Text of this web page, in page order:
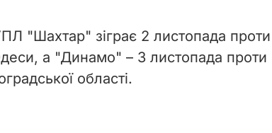
"Шахтар" зіграє 2 листопада проти
а "Динамо" – 3 листопада проти
області.